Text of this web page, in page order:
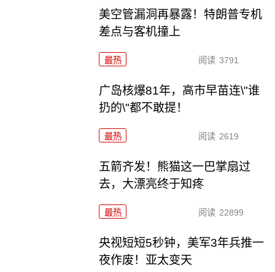
美空管漏洞再暴露！特朗普专机
差点与客机撞上
最热 阅读 3791
广岛核爆81年，高市早苗连\"谁
扔的\"都不敢提！
最热 阅读 2619
五箭齐发！熊猫这一巴掌扇过
去，大漂亮终于知疼
最热 阅读 22899
央视短短5秒钟，美军3年兵推一
夜作废！亚太变天